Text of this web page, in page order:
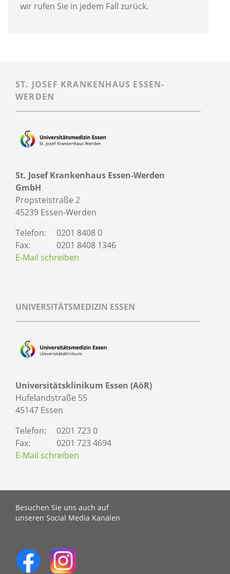
wir rufen Sie in jedem Fall zurück.
ST. JOSEF KRANKENHAUS ESSEN-
WERDEN
St. Josef Krankenhaus Essen-Werden
GmbH
Propsteistraße 2
45239 Essen-Werden
Telefon:
0201 8408 0
Fax:
0201 8408 1346
E-Mail schreiben
UNIVERSITÄTSMEDIZIN ESSEN
Universitätsklinikum Essen (AöR)
Hufelandstraße 55
45147 Essen
Telefon:
0201 723 0
Fax:
0201 723 4694
E-Mail schreiben
Besuchen Sie uns auch auf
unseren Social Media Kanälen